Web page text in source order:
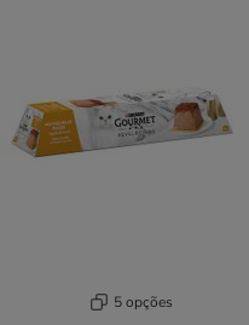
5 opções